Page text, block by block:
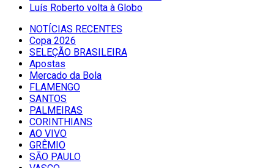
Luís Roberto volta à Globo
NOTÍCIAS RECENTES
Copa 2026
SELEÇÃO BRASILEIRA
Apostas
Mercado da Bola
FLAMENGO
SANTOS
PALMEIRAS
CORINTHIANS
AO VIVO
GRÊMIO
SĀO PAULO